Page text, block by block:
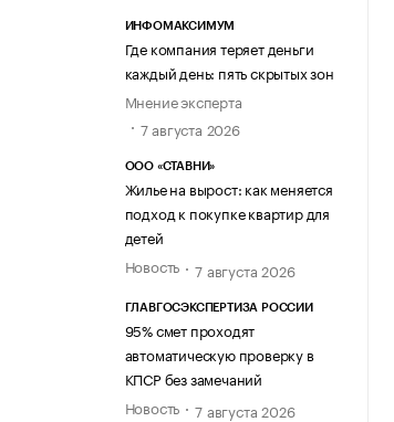
ИНФОМАКСИМУМ
Где компания теряет деньги
каждый день: пять скрытых зон
Мнение эксперта
7 августа 2026
ООО «СТАВНИ»
Жилье на вырост: как меняется
подход к покупке квартир для
детей
Новость
7 августа 2026
ГЛАВГОСЭКСПЕРТИЗА РОССИИ
95% смет проходят
автоматическую проверку в
КПСР без замечаний
Новость
7 августа 2026